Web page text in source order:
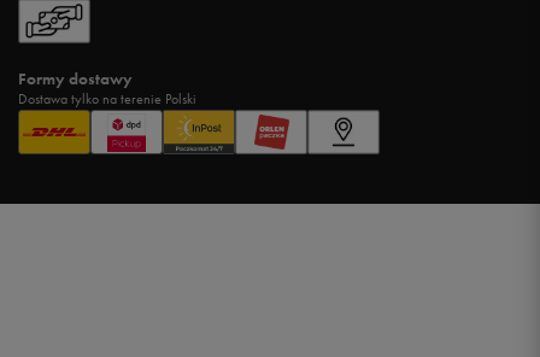
Formy dostawy
Dostawa tylko na terenie Polski